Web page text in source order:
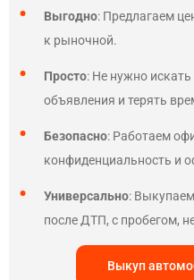
Выгодно: Предлагаем
к рыночной.
Просто: Не нужно
объявления и терять
Безопасно: Работаем
конфиденциальность и
Универсально:
после ДТП, с пробегом,
Выкуп